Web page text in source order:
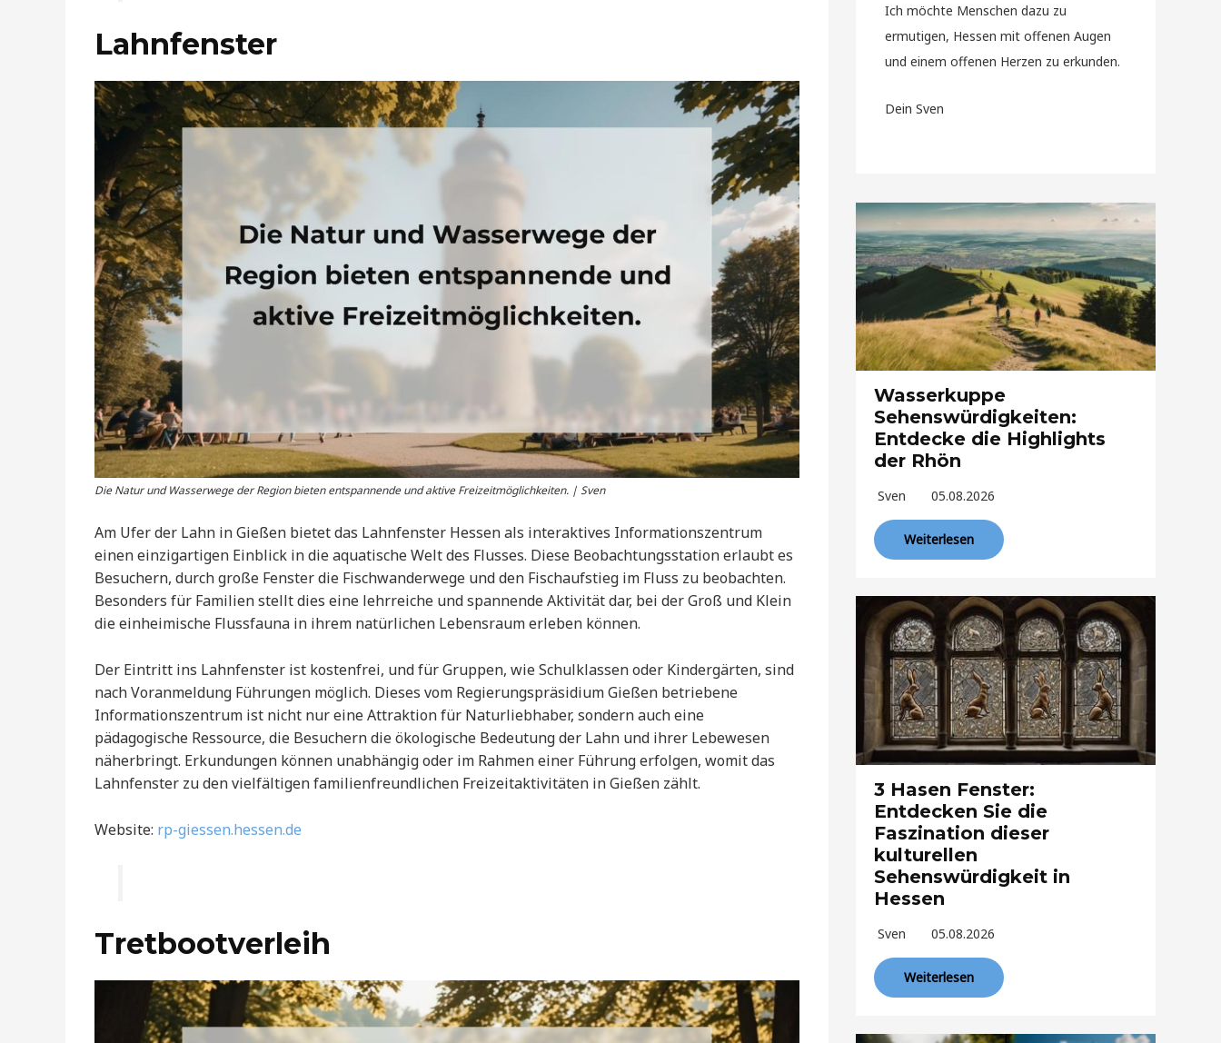
Lahnfenster
Die Natur und Wasserwege der Region bieten entspannende und aktive Freizeitmöglichkeiten. | Sven
Am Ufer der Lahn in Gießen bietet das Lahnfenster Hessen als interaktives Informationszentrum
einen einzigartigen Einblick in die aquatische Welt des Flusses. Diese Beobachtungsstation erlaubt es
Besuchern, durch große Fenster die Fischwanderwege und den Fischaufstieg im Fluss zu beobachten.
Besonders für Familien stellt dies eine lehrreiche und spannende Aktivität dar, bei der Groß und Klein
die einheimische Flussfauna in ihrem natürlichen Lebensraum erleben können.
Der Eintritt ins Lahnfenster ist kostenfrei, und für Gruppen, wie Schulklassen oder Kindergärten, sind
nach Voranmeldung Führungen möglich. Dieses vom Regierungspräsidium Gießen betriebene
Informationszentrum ist nicht nur eine Attraktion für Naturliebhaber, sondern auch eine
pädagogische Ressource, die Besuchern die ökologische Bedeutung der Lahn und ihrer Lebewesen
näherbringt. Erkundungen können unabhängig oder im Rahmen einer Führung erfolgen, womit das
Lahnfenster zu den vielfältigen familienfreundlichen Freizeitaktivitäten in Gießen zählt.
Website: rp-giessen.hessen.de
Tretbootverleih
Ich möchte Menschen dazu zu
ermutigen, Hessen mit offenen Augen
und einem offenen Herzen zu erkunden.
Dein Sven
Wasserkuppe
Sehenswürdigkeiten:
Entdecke die Highlights
der Rhön
Sven 05.08.2026
Weiterlesen
3 Hasen Fenster:
Entdecken Sie die
Faszination dieser
kulturellen
Sehenswürdigkeit in
Hessen
Sven 05.08.2026
Weiterlesen